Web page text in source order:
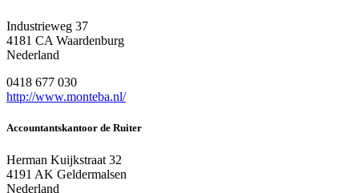
Industrieweg 37
4181 CA Waardenburg
Nederland
0418 677 030
http://www.monteba.nl/
Accountantskantoor de Ruiter
Herman Kuijkstraat 32
4191 AK Geldermalsen
Nederland